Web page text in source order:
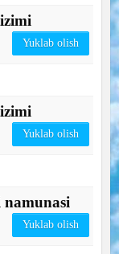
Yuklab olish
Yuklab olish
Yuklab olish